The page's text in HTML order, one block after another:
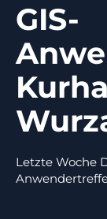
GIS-
Letzte Woche